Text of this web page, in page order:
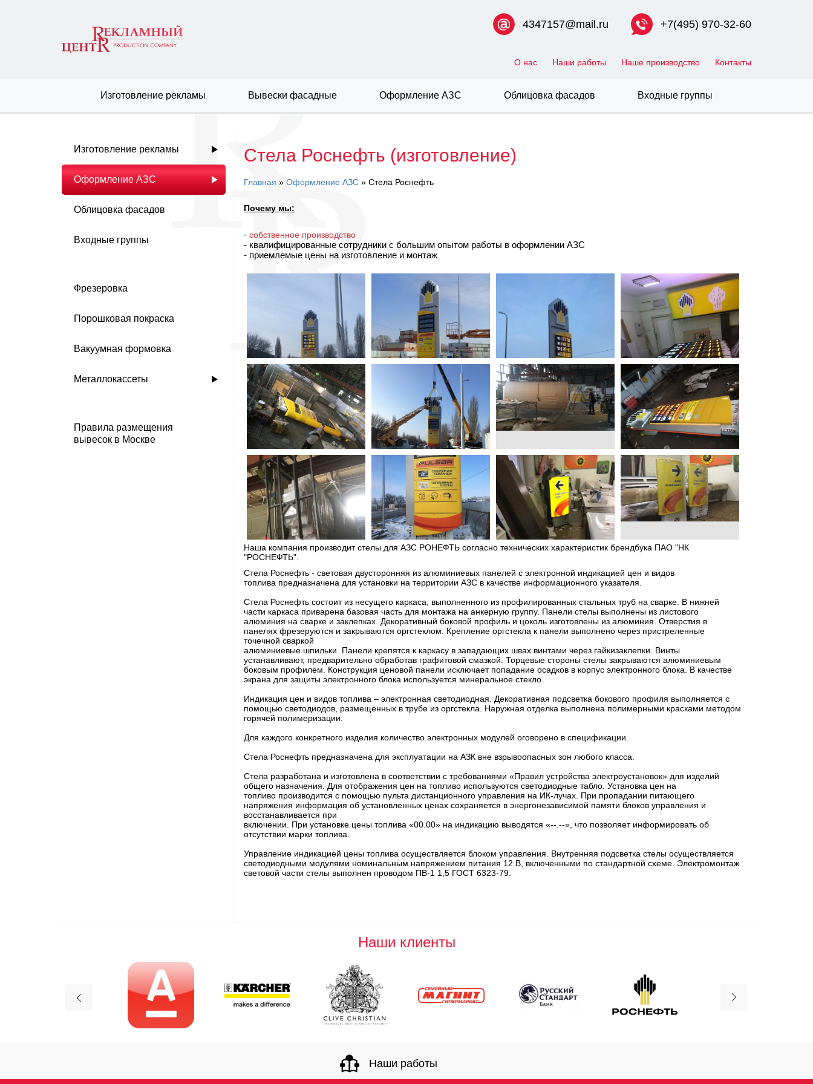
4347157@mail.ru +7(495) 970-32-60
О нас Наши работы Наше производство Контакты
Изготовление рекламы Вывески фасадные Оформление АЗС Облицовка фасадов Входные группы
Изготовление рекламы
Оформление АЗС
Облицовка фасадов
Входные группы
Фрезеровка
Порошковая покраска
Вакуумная формовка
Металлокассеты
Правила размещения
вывесок в Москве
Стела Роснефть (изготовление)
Главная » Оформление АЗС » Стела Роснефть
Почему мы:
- собственное производство
- квалифицированные сотрудники с большим опытом работы в оформлении АЗС
- приемлемые цены на изготовление и монтаж
Наша компания производит стелы для АЗС РОНЕФТЬ согласно технических характеристик брендбука ПАО "НК
"РОСНЕФТЬ".
Стела Роснефть - световая двусторонняя из алюминиевых панелей с электронной индикацией цен и видов
топлива предназначена для установки на территории АЗС в качестве информационного указателя.
Стела Роснефть состоит из несущего каркаса, выполненного из профилированных стальных труб на сварке. В нижней
части каркаса приварена базовая часть для монтажа на анкерную группу. Панели стелы выполнены из листового
алюминия на сварке и заклепках. Декоративный боковой профиль и цоколь изготовлены из алюминия. Отверстия в
панелях фрезеруются и закрываются оргстеклом. Крепление оргстекла к панели выполнено через пристреленные
точечной сваркой
алюминиевые шпильки. Панели крепятся к каркасу в западающих швах винтами через гайкизаклепки. Винты
устанавливают, предварительно обработав графитовой смазкой. Торцевые стороны стелы закрываются алюминиевым
боковым профилем. Конструкция ценовой панели исключает попадание осадков в корпус электронного блока. В качестве
экрана для защиты электронного блока используется минеральное стекло.
Индикация цен и видов топлива – электронная светодиодная. Декоративная подсветка бокового профиля выполняется с
помощью светодиодов, размещенных в трубе из оргстекла. Наружная отделка выполнена полимерными красками методом
горячей полимеризации.
Для каждого конкретного изделия количество электронных модулей оговорено в спецификации.
Стела Роснефть предназначена для эксплуатации на АЗК вне взрывоопасных зон любого класса.
Стела разработана и изготовлена в соответствии с требованиями «Правил устройства электроустановок» для изделий
общего назначения. Для отображения цен на топливо используются светодиодные табло. Установка цен на
топливо производится с помощью пульта дистанционного управления на ИК-лучах. При пропадании питающего
напряжения информация об установленных ценах сохраняется в энергонезависимой памяти блоков управления и
восстанавливается при
включении. При установке цены топлива «00.00» на индикацию выводятся «--.--», что позволяет информировать об
отсутствии марки топлива.
Управление индикацией цены топлива осуществляется блоком управления. Внутренняя подсветка стелы осуществляется
светодиодными модулями номинальным напряжением питания 12 В, включенными по стандартной схеме. Электромонтаж
световой части стелы выполнен проводом ПВ-1 1,5 ГОСТ 6323-79.
Наши клиенты
Наши работы